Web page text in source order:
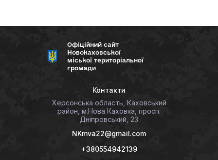
Офіційний сайт
Новокаховської
міської територіальної
громади
Контакти
Херсонська область, Каховський
район, м.Нова Каховка, просп.
Дніпровський, 23
NKmva22@gmail.com
+380554942139